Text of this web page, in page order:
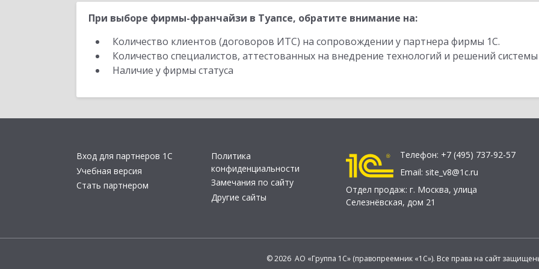
При выборе фирмы-франчайзи в Туапсе, обратите внимание на:
Количество клиентов (договоров ИТС) на сопровождении у партнера фирмы 1С.
Количество специалистов, аттестованных на внедрение технологий и решений
Наличие у фирмы статуса
Вход для партнеров 1С
Учебная версия
Стать партнером
Политика
конфиденциальности
Замечания по сайту
Другие сайты
Телефон: +7 (495) 737-92-57
Email: site_v8@1c.ru
Отдел продаж: г. Москва, улица
Селезнёвская, дом 21
© 2026 АО «Группа 1С» (правопреемник «1С»). Все права на сайт